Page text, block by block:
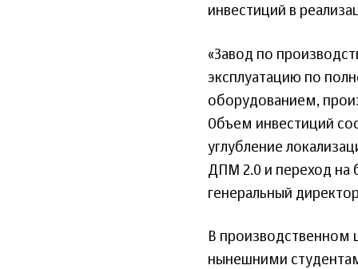
инвестиций в
«Завод по
эксплуатацию по
оборудованием,
Объем инвестиций
углубление
ДПМ 2.0 и переход на
генеральный
В
нынешними